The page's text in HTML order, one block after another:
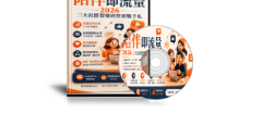
免費會員專區
VIP會員專區